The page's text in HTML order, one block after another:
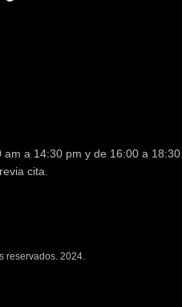
am a 14:30 pm y de 16:00 a 18:30.
cita.
reservados. 2024.